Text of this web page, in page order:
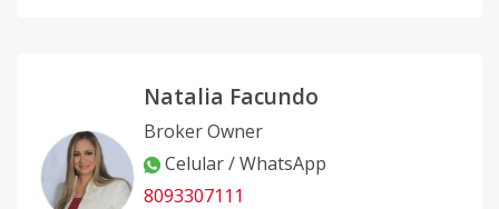
Natalia Facundo
Broker Owner
Celular / WhatsApp
8093307111